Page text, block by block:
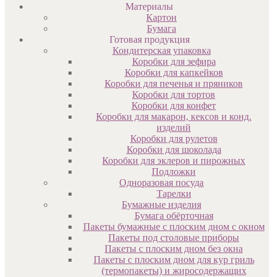
Материалы
Картон
Бумага
Готовая продукция
Кондитерская упаковка
Коробки для зефира
Коробки для капкейков
Коробки для печенья и пряников
Коробки для тортов
Коробки для конфет
Коробки для макарон, кексов и конд.
изделий
Коробки для рулетов
Коробки для шоколада
Коробки для эклеров и пирожных
Подложки
Одноразовая посуда
Тарелки
Бумажные изделия
Бумага обёрточная
Пакеты бумажные с плоским дном с окном
Пакеты под столовые приборы
Пакеты с плоским дном без окна
Пакеты с плоским дном для кур гриль
(термопакеты) и жиросодержащих